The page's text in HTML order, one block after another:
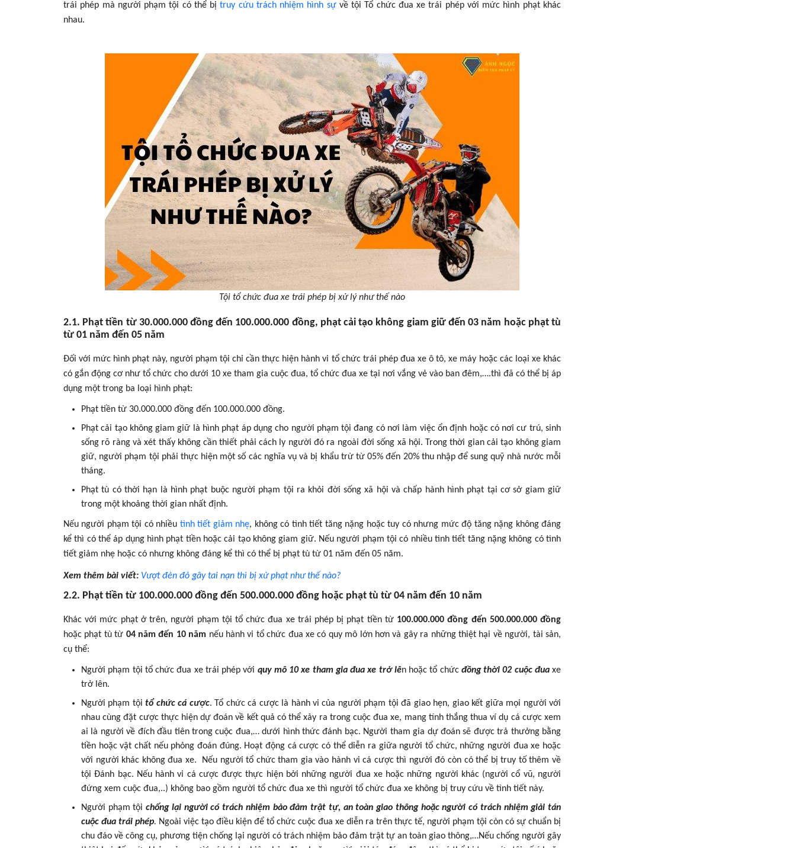
trái phép mà người phạm tội có thể bịtruy cứu trách nhiệm hình sựvề tội Tổ chức đua xe trái phép với mức hình phạt khác
nhau.
Tội tổ chức đua xe trái phép bị xử lý như thế nào
2.1. Phạt tiền từ 30.000.000 đồng đến 100.000.000 đồng, phạt cải tạo không giam giữ đến 03 năm hoặc phạt tù
từ 01 năm đến 05 năm
Đối với mức hình phạt này, người phạm tội chỉ cần thực hiện hành vi tổ chức trái phép đua xe ô tô, xe máy hoặc các loại xe khác
có gắn động cơ như tổ chức cho dưới 10 xe tham gia cuộc đua, tổ chức đua xe tại nơi vắng vẻ vào ban đêm,….thì đã có thể bị áp
dụng một trong ba loại hình phạt:
Phạt tiền từ 30.000.000 đồng đến 100.000.000 đồng.
Phạt cải tạo không giam giữ là hình phạt áp dụng cho người phạm tội đang có nơi làm việc ổn định hoặc có nơi cư trú, sinh
sống rõ ràng và xét thấy không cần thiết phải cách ly người đó ra ngoài đời sống xã hội. Trong thời gian cải tạo không giam
giữ, người phạm tội phải thực hiện một số các nghĩa vụ và bị khẩu trừ từ 05% đến 20% thu nhập để sung quỹ nhà nước mỗi
tháng.
Phạt tù có thời hạn là hình phạt buộc người phạm tội ra khỏi đời sống xã hội và chấp hành hình phạt tại cơ sở giam giữ
trong một khoảng thời gian nhất định.
Nếu người phạm tội có nhiều tình tiết giảm nhẹ, không có tình tiết tăng nặng hoặc tuy có nhưng mức độ tăng nặng không đáng
kể thì có thể áp dụng hình phạt tiền hoặc cải tạo không giam giữ. Nếu người phạm tội có nhiều tình tiết tăng nặng không có tình
tiết giảm nhẹ hoặc có nhưng không đáng kể thì có thể bị phạt tù từ 01 năm đến 05 năm.
Xem thêm bài viết: Vượt đèn đỏ gây tai nạn thì bị xử phạt như thế nào?
2.2. Phạt tiền từ 100.000.000 đồng đến 500.000.000 đồng hoặc phạt tù từ 04 năm đến 10 năm
Khác với mức phạt ở trên, người phạm tội tổ chức đua xe trái phép bị phạt tiền từ 100.000.000 đồng đến 500.000.000 đồng
hoặc phạt tù từ 04 năm đến 10 năm nếu hành vi tổ chức đua xe có quy mô lớn hơn và gây ra những thiệt hại về người, tài sản,
cụ thể:
Người phạm tội tổ chức đua xe trái phép với quy mô 10 xe tham gia đua xe trở lên hoặc tổ chức đồng thời 02 cuộc đua xe
trở lên.
Người phạm tộitổ chức cá cược. Tổ chức cá cược là hành vi của người phạm tội đã giao hẹn, giao kết giữa mọi người với
nhau cùng đặt cược thực hiện dự đoán về kết quả có thể xảy ra trong cuộc đua xe, mang tính thắng thua ví dụ cá cược xem
ai là người về đích đầu tiên trong cuộc đua,… dưới hình thức đánh bạc. Người tham gia dự đoán sẽ được trả thưởng bằng
tiền hoặc vật chất nếu phỏng đoán đúng. Hoạt động cá cược có thể diễn ra giữa người tổ chức, những người đua xe hoặc
với người khác không đua xe. Nếu người tổ chức tham gia vào hành vi cá cược thì người đó còn có thể bị truy tố thêm về
tội Đánh bạc. Nếu hành vi cá cược được thực hiện bởi những người đua xe hoặc những người khác (người cổ vũ, người
đứng xem cuộc đua,..) không bao gồm người tổ chức đua xe thì người tổ chức đua xe không bị truy cứu về tình tiết này.
Người phạm tội chống lại người có trách nhiệm bảo đảm trật tự, an toàn giao thông hoặc người có trách nhiệm giải tán
cuộc đua trái phép. Ngoài việc tạo điều kiện để tổ chức cuộc đua xe diễn ra trên thực tế, người phạm tội còn có sự chuẩn bị
chu đáo về công cụ, phương tiện chống lại người có trách nhiệm bảo đảm trật tự an toàn giao thông,…Nếu chống người gây